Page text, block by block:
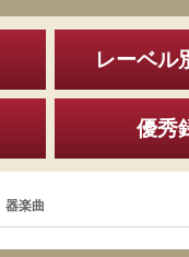
レーベル
優秀
器楽曲